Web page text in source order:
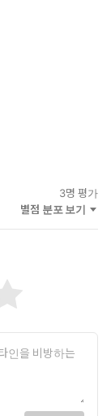
3명 평가
별점 분포 보기